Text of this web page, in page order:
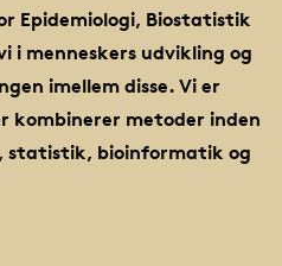
Epidemiologi, Biostatistik
i menneskers udvikling og
imellem disse. Vi er
kombinerer metoder inden
statistik, bioinformatik og